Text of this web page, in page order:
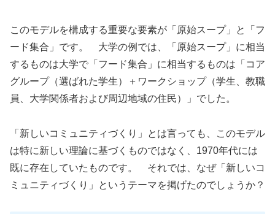
このモデルを構成する重要な要素が「原始スープ」と「フ
ード集合」です。 大学の例では、「原始スープ」に相当
するものは大学で「フード集合」に相当するものは「コア
グループ（選ばれた学生）＋ワークショップ（学生、教職
員、大学関係者および周辺地域の住民）」でした。
「新しいコミュニティづくり」とは言っても、このモデル
は特に新しい理論に基づくものではなく、1970年代には
既に存在していたものです。 それでは、なぜ「新しいコ
ミュニティづくり」というテーマを掲げたのでしょうか？